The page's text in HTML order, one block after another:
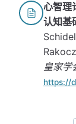
心智理
认知基
皇家学
https://